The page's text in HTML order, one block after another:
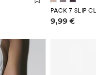
PACK 7 SLIP
Informazioni
9,99 €